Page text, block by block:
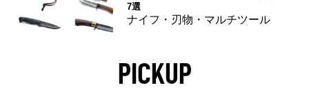
7選
ナイフ・刃物・マルチツール
PICKUP